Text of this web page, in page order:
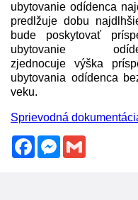
ubytovanie odídenca
predlžuje dobu
bude poskytovať
ubytovanie
zjednocuje výška
ubytovania odídenca
veku.
Sprievodná
FacebookMessenger